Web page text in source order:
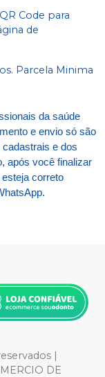
Code para
de
Parcela Minima
da saúde
e envio só são
e dos
após você finalizar
correto
|
DE